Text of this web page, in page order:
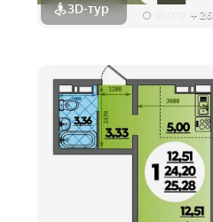
3D-тур + 26